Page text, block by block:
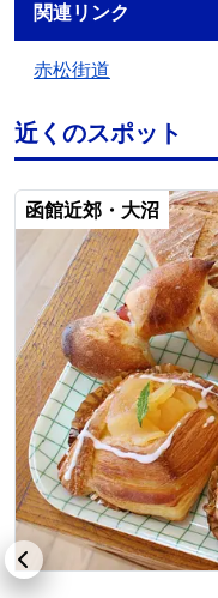
関連リンク
赤松街道
近くのスポット
函館近郊・大沼